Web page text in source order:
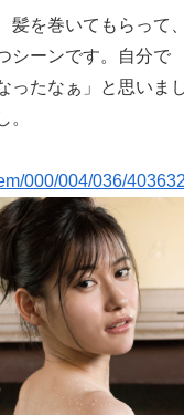
髪を巻いてもらって
シーンです。自分で
ったなぁ」と思いま
。
000/004/036/